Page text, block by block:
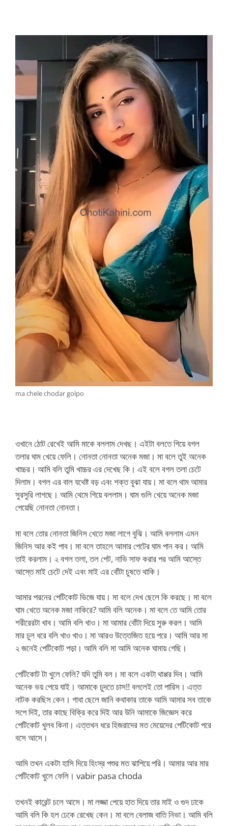
ma chele chodar golpo
ওখানে ঠোট রেখেই আমি মাকে বললাম দেখছ। এইটা বলতে গিয়ে বগল
তলার ঘাম খেয়ে ফেলি। নোনতা নোনতা অনেক মজা। মা বলে তুই অনেক
খাচ্চর। আমি বলি তুমি খাচ্চর এর দেখেছ কি। এই বলে বগল তলা চেটে
দিলাম। বগল এর বাল যথেষ্ট বড় এবং শক্ত বুঝা যায়। মা বলে থাম আমার
সুরসুরি লাগছে। আমি থেমে গিয়ে বললাম। ঘাম গুলি খেয়ে অনেক মজা
পেয়েছি নোনতা নোনতা।
মা বলে তোর নোনতা জিনিস খেতে মজা লাগে বুঝি। আমি বললাম এমন
জিনিস আর কই পাব। মা বলে তাহলে আমার পেটের ঘাম পান কর। আমি
তাই করলাম। ২ বগল তলা, তল পেট, নাভি সাফ করার পর আমি আস্তে
আস্তে মাই চেটে দেই এবং মাই এর বোঁটা চুষতে থাকি।
আমার পরনের পেটিকোট ভিজে যায়। মা বলে দেখ ছেলে কি করছে। মা বলে
ঘাম খেতে অনেক মজা নাকিরে? আমি বলি অনেক। মা বলে তে আমি তোর
শরীরেরটা খাব। আমি বলি খাও। মা আমার বোঁটা দিয়ে সুরু করল। আমি
মার চুল ধরে বলি খাও খাও। মা আরও উত্তেজিত হয়ে পরে। আমি আর মা
২ জনেই পেটিকোট পড়া। আমি বলি মা আমি অনেক ঘামায় গেছি।
পেটিকোট টা খুলে ফেলি? যদি তুমি বল। মা বলে একটা থাপ্পর দিব। আমি
অনেক ভয় পেয়ে যাই। আমাকে চুদতে চাস!! বললেই তো পারিস। এত্ত
নাটক করছিস কেন। গাধা ছেলে জানি কথাকার তাকে আমি আমার সব তাকে
সপে দিই, তার কাছে বিক্রি করে দিই আর উনি আমাকে জিজ্ঞেস করে
পেটিকোট খুলব কিনা। এত্তখন ধরে হিজরাদের মত মেয়েদের পেটিকোট পরে
বসে আসে।
আমি তখন একটা হাসি দিয়ে হিংস্র পশুর মত ঝাপিয়ে পরি। আমার আর মার
পেটিকোট খুলে ফেলি। vabir pasa choda
তখনই কারেন্ট চলে আসে। মা লজ্জা পেয়ে হাত দিয়ে তার মাই ও গুদ ঢাকে
আমি বলি কি হল ঢেকে রেখেছ কেন। মা বলে বেলাজ বাতি নিভা। আমি বলি